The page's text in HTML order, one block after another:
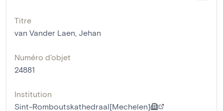
Titre
van Vander Laen, Jehan
Numéro d'objet
24881
Institution
Sint-Romboutskathedraal[Mechelen]